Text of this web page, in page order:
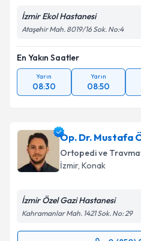
kapsamda
İzmir Ekol Hastanesi
Ataşehir Mah. 8019/16 Sok. No:4
En Yakın Saatler
Yarın
08:30
Yarın
08:50
Op. Dr. Mustafa
Ortopedi ve
İzmir, Konak
İzmir Özel Gazi Hastanesi
Kahramanlar Mah. 1421 Sok. No: 29